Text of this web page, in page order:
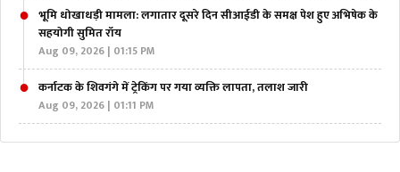
भूमि धोखाधड़ी मामला: लगातार दूसरे दिन सीआईडी के समक्ष पेश हुए अभिषेक के
सहयोगी सुमित रॉय
Aug 09, 2026 | 01:15 PM
कर्नाटक के शिवगंगे में ट्रेकिंग पर गया व्यक्ति लापता, तलाश जारी
Aug 09, 2026 | 01:11 PM